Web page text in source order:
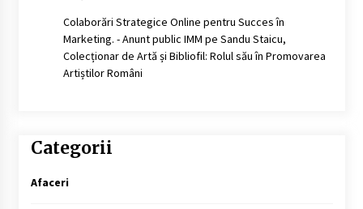
Colaborări Strategice Online pentru Succes în
Marketing. - Anunt public IMM pe Sandu Staicu,
Colecționar de Artă și Bibliofil: Rolul său în Promovarea
Artiștilor Români
Categorii
Afaceri